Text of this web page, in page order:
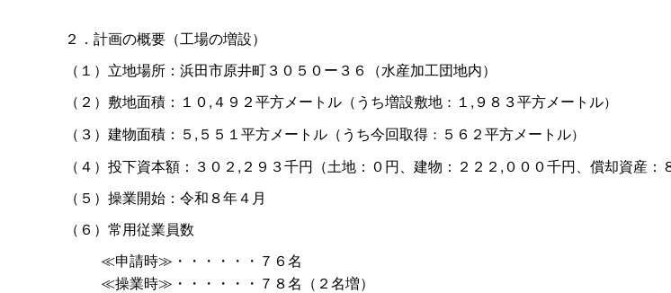
２．計画の概要（工場の増設）
（１）立地場所：浜田市原井町３０５０ー３６（水産加工団地内）
（２）敷地面積：１０,４９２平方メートル（うち増設敷地 ： １,９８３平方メートル）
（３）建物面積：５,５５１平方メートル（うち今回取得 ： ５６２平方メートル）
（４）投下資本額：３０２,２９３千円（土地：０円、建物：２２２,０００千円、償却資産：
（５）操業開始：令和８年４月
（６）常用従業員数
≪申請時≫・・・・・・７６名
≪操業時≫・・・・・・７８名（２名増）